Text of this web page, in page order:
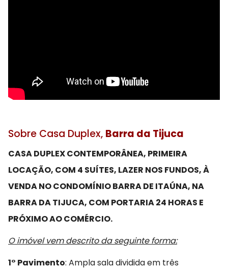
Sobre Casa Duplex, Barra da Tijuca
CASA DUPLEX CONTEMPORÂNEA, PRIMEIRA
LOCAÇÃO, COM 4 SUÍTES, LAZER NOS FUNDOS, À
VENDA NO CONDOMÍNIO BARRA DE ITAÚNA, NA
BARRA DA TIJUCA, COM PORTARIA 24 HORAS E
PRÓXIMO AO COMÉRCIO.
O imóvel vem descrito da seguinte forma:
1° Pavimento: Ampla sala dividida em três